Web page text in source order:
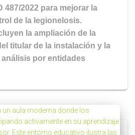
487/2022 para mejorar la
de la legionelosis.
la ampliación de la
titular de la instalación y la
por entidades